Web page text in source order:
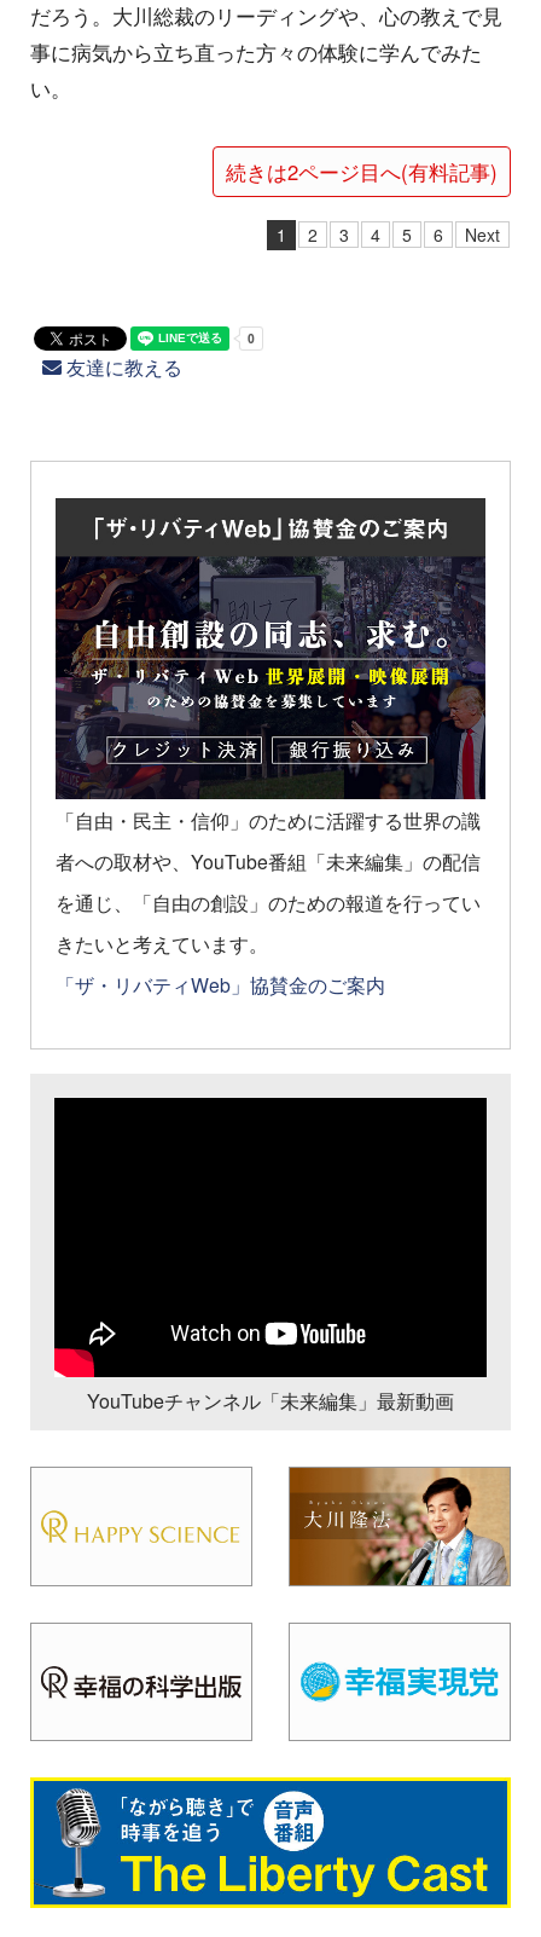
だろう。大川総裁のリーディングや、心の教えで見
事に病気から立ち直った方々の体験に学んでみた
い。
続きは2ページ目へ(有料記事)
1 2 3 4 5 6 Next
友達に教える
「自由・民主・信仰」のために活躍する世界の識
者への取材や、YouTube番組「未来編集」の配信
を通じ、「自由の創設」のための報道を行ってい
きたいと考えています。
「ザ・リバティWeb」協賛金のご案内
YouTubeチャンネル「未来編集」最新動画